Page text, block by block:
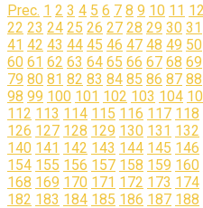
Prec. 1 2 3 4 5 6 7 8 9 10 11 12
22 23 24 25 26 27 28 29 30 31
41 42 43 44 45 46 47 48 49 50
60 61 62 63 64 65 66 67 68 69
79 80 81 82 83 84 85 86 87 88
98 99 100 101 102 103 104
112 113 114 115 116 117 118
126 127 128 129 130 131 132
140 141 142 143 144 145 146
154 155 156 157 158 159 160
168 169 170 171 172 173 174
182 183 184 185 186 187 188